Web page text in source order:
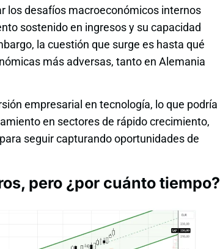
los desafíos macroeconómicos internos
sostenido en ingresos y su capacidad
la cuestión que surge es hasta qué
más adversas, tanto en Alemania
empresarial en tecnología, lo que podría
en sectores de rápido crecimiento,
seguir capturando oportunidades de
pero ¿por cuánto tiempo?